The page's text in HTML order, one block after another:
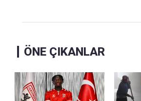
ÖNE ÇIKANLAR